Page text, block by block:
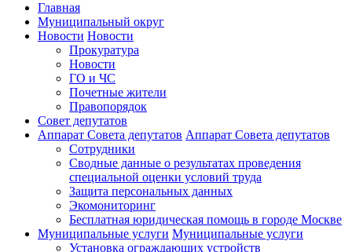
Главная
Муниципальный округ
Новости Новости
Прокуратура
Новости
ГО и ЧС
Почетные жители
Правопорядок
Совет депутатов
Аппарат Совета депутатов Аппарат Совета депутатов
Сотрудники
Сводные данные о результатах проведения
специальной оценки условий труда
Защита персональных данных
Экомониторинг
Бесплатная юридическая помощь в городе Москве
Муниципальные услуги Муниципальные услуги
Установка ограждающих устройств